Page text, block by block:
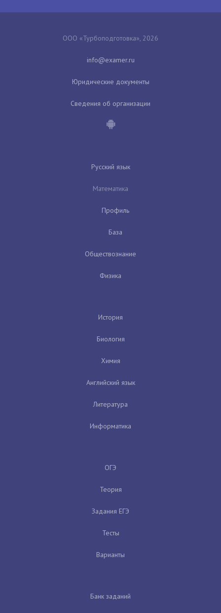
ООО «Турбоподготовка», 2026
Юридические документы
Сведения об организации
Русский язык
Математика
Профиль
База
Обществознание
Физика
История
Биология
Химия
Английский язык
Литература
Информатика
ОГЭ
Теория
Задания ЕГЭ
Тесты
Варианты
Банк заданий